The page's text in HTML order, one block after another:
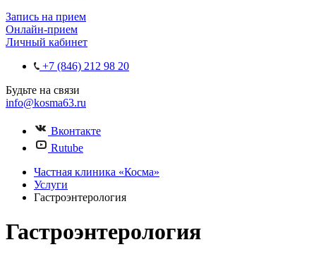
Запись на прием
Онлайн-прием
Личный кабинет
+7 (846) 212 98 20
Будьте на связи
info@kosma63.ru
Вконтакте
Rutube
Частная клиника «Косма»
Услуги
Гастроэнтерология
Гастроэнтерология